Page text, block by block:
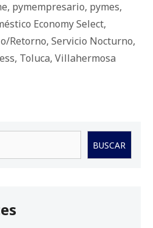
, pymempresario, pymes,
Economy Select,
Retorno, Servicio Nocturno,
, Toluca, Villahermosa
BUSCAR